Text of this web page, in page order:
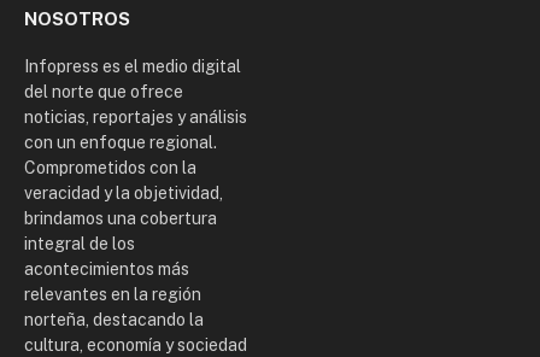
NOSOTROS
Infopress es el medio digital
del norte que ofrece
noticias, reportajes y análisis
con un enfoque regional.
Comprometidos con la
veracidad y la objetividad,
brindamos una cobertura
integral de los
acontecimientos más
relevantes en la región
norteña, destacando la
cultura, economía y sociedad